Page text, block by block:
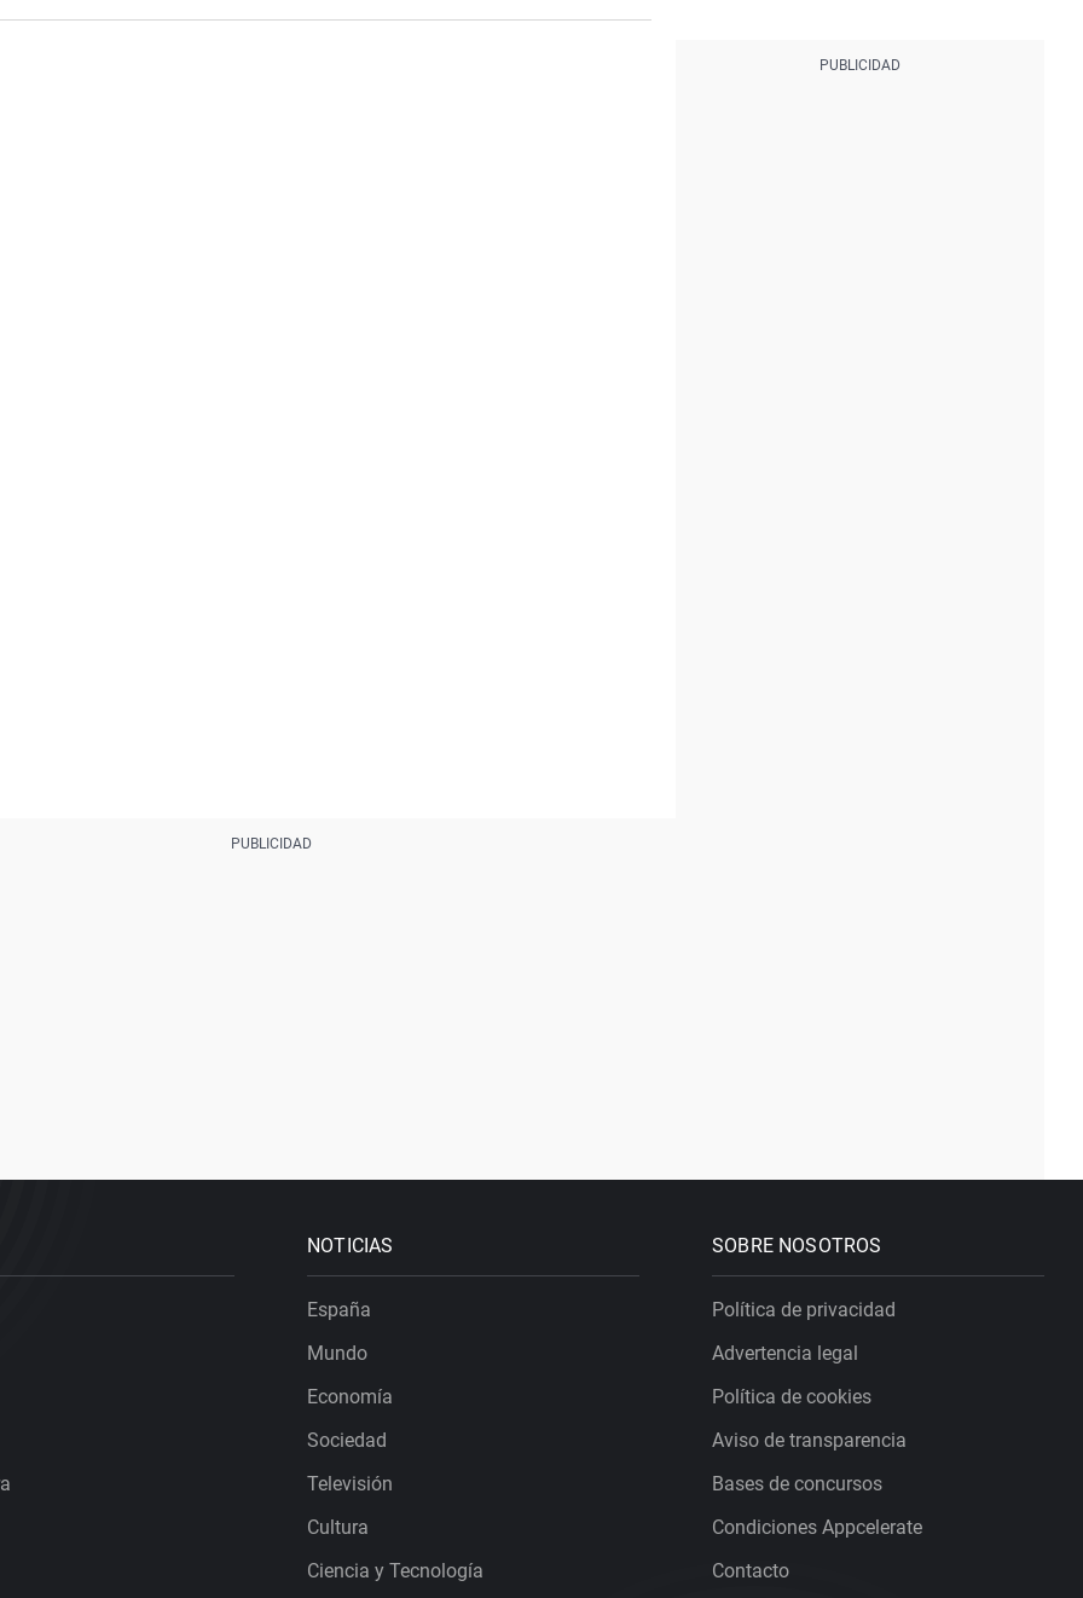
NOTICIAS
España
Mundo
Economía
Sociedad
Televisión
Cultura
Ciencia y Tecnología
SOBRE NOSOTROS
Política de privacidad
Advertencia legal
Política de cookies
Aviso de transparencia
Bases de concursos
Condiciones Appcelerate
Contacto